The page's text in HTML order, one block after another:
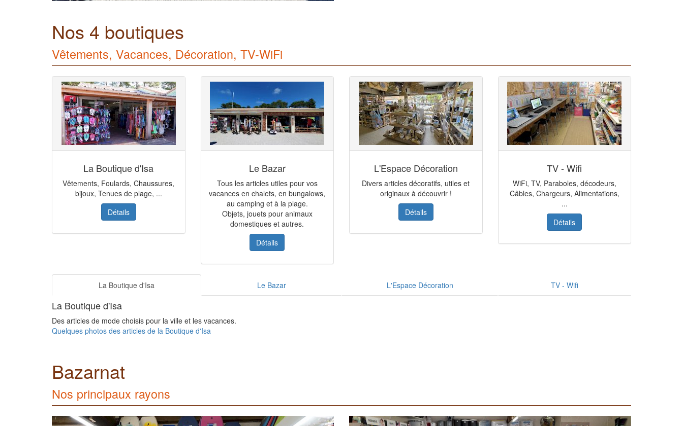
Nos 4 boutiques
Vêtements, Vacances, Décoration, TV-WiFi
La Boutique d'Isa
Vêtements, Foulards, Chaussures,
bijoux, Tenues de plage, ...
Détails
Le Bazar
Tous les articles utiles pour vos
vacances en chalets, en bungalows,
au camping et à la plage.
Objets, jouets pour animaux
domestiques et autres.
Détails
L'Espace Décoration
Divers articles décoratifs, utiles et
originaux à découvrir !
Détails
TV - Wifi
WiFi, TV, Paraboles, décodeurs,
Câbles, Chargeurs, Alimentations,
...
Détails
La Boutique d'Isa Le Bazar L'Espace Décoration TV - Wifi
La Boutique d'Isa
Des articles de mode choisis pour la ville et les vacances.
Quelques photos des articles de la Boutique d'Isa
Bazarnat
Nos principaux rayons